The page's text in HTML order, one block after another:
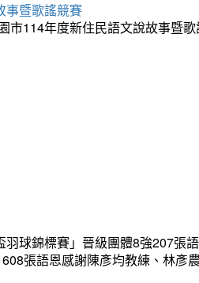
事暨歌謠競賽
市114年度新住民語文說故事暨
球錦標賽」晉級團體8強207張
張語恩感謝陳彥均教練、林彥